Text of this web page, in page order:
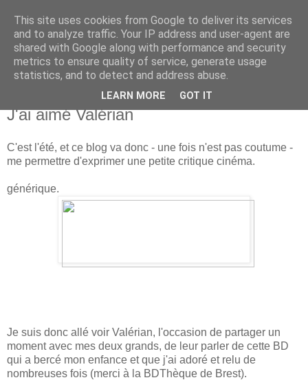
new Blog( perso );
Yet another Java blog, comme on dit
J'ai aimé Valérian
C'est l'été, et ce blog va donc - une fois n'est pas coutume -
me permettre d'exprimer une petite critique cinéma.
générique.
Je suis donc allé voir Valérian, l'occasion de partager un
moment avec mes deux grands, de leur parler de cette BD
qui a bercé mon enfance et que j'ai adoré et relu de
nombreuses fois (merci à la BDThèque de Brest).
This site uses cookies from Google to deliver its services
and to analyze traffic. Your IP address and user-agent are
shared with Google along with performance and security
metrics to ensure quality of service, generate usage
statistics, and to detect and address abuse.
LEARN MORE GOT IT